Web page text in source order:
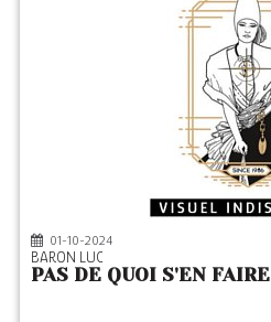
01-10-2024
BARON LUC
PAS DE QUOI S'EN FAIRE